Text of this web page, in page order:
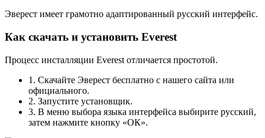
Эверест имеет грамотно адаптированный русский интерфейс.
Как скачать и установить Everest
Процесс инсталляции Everest отличается простотой.
1. Скачайте Эверест бесплатно с нашего сайта или
официального.
2. Запустите установщик.
3. В меню выбора языка интерфейса выбирите русский,
затем нажмите кнопку «ОК».